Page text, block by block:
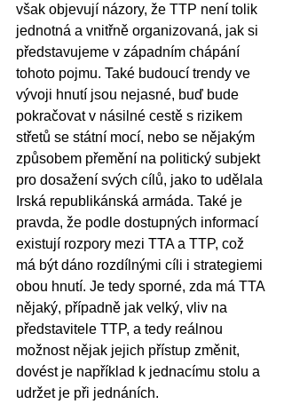
však objevují názory, že TTP není tolik
jednotná a vnitřně organizovaná, jak si
představujeme v západním chápání
tohoto pojmu. Také budoucí trendy ve
vývoji hnutí jsou nejasné, buď bude
pokračovat v násilné cestě s rizikem
střetů se státní mocí, nebo se nějakým
způsobem přemění na politický subjekt
pro dosažení svých cílů, jako to udělala
Irská republikánská armáda. Také je
pravda, že podle dostupných informací
existují rozpory mezi TTA a TTP, což
má být dáno rozdílnými cíli i strategiemi
obou hnutí. Je tedy sporné, zda má TTA
nějaký, případně jak velký, vliv na
představitele TTP, a tedy reálnou
možnost nějak jejich přístup změnit,
dovést je například k jednacímu stolu a
udržet je při jednáních.